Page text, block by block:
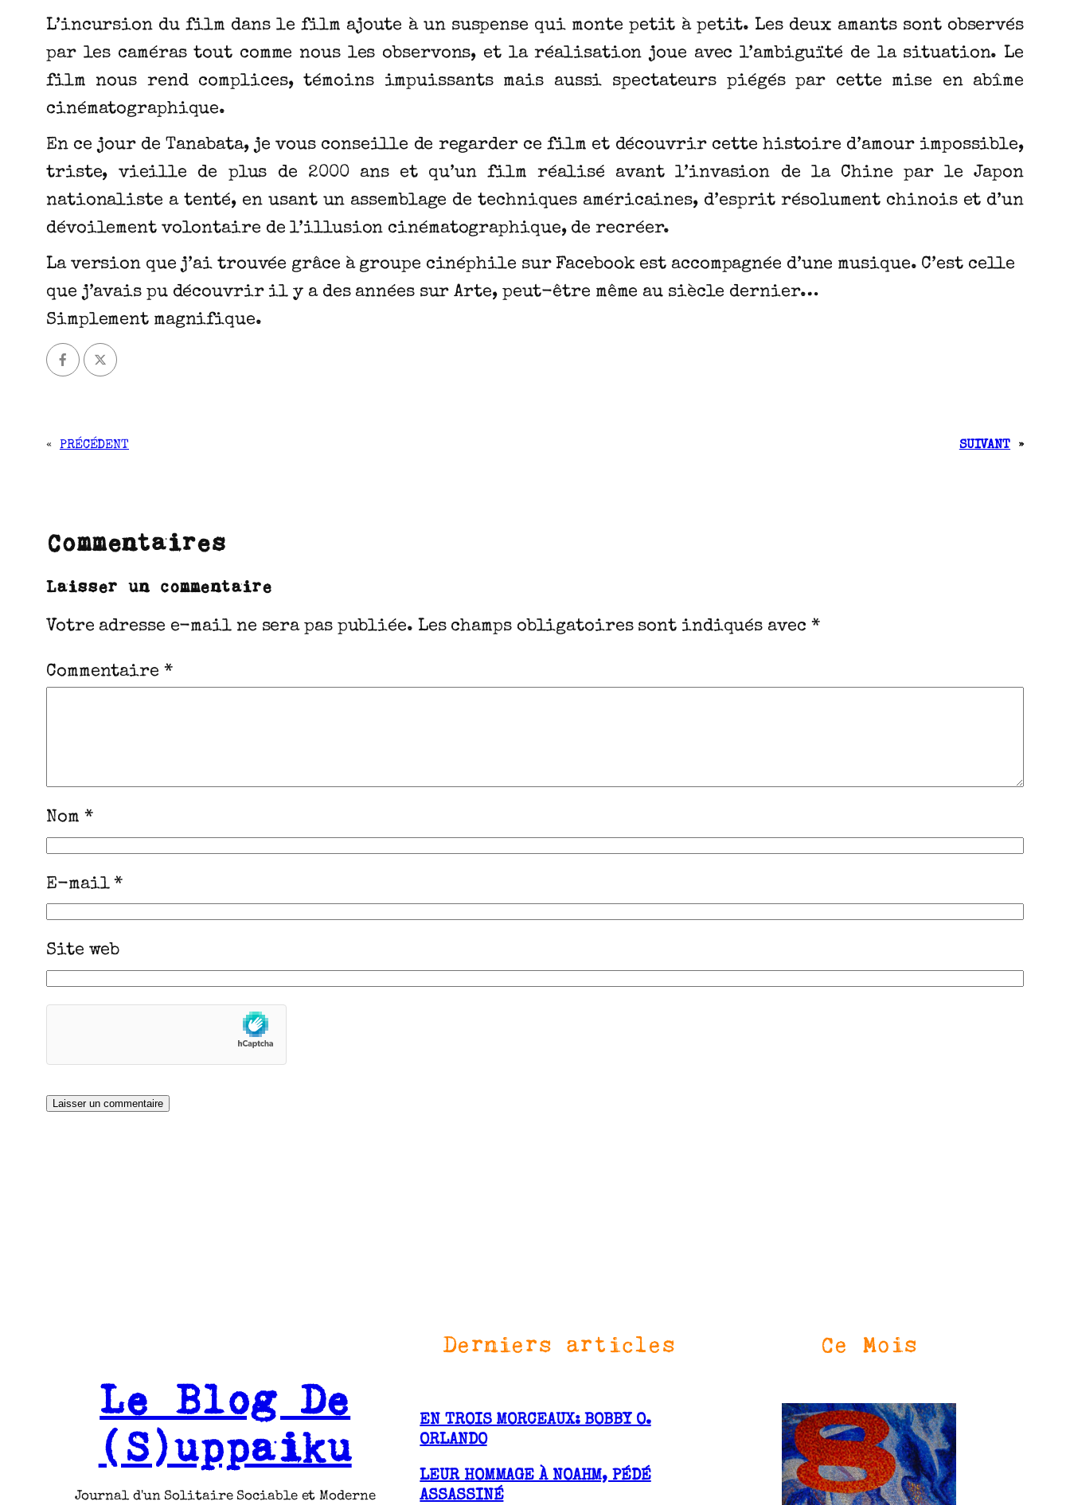
L’incursion du film dans le film ajoute à un suspense qui monte petit à petit. Les deux amants sont observés
par les caméras tout comme nous les observons, et la réalisation joue avec l’ambiguïté de la situation. Le
film nous rend complices, témoins impuissants mais aussi spectateurs piégés par cette mise en abîme
cinématographique.
En ce jour de Tanabata, je vous conseille de regarder ce film et découvrir cette histoire d’amour impossible,
triste, vieille de plus de 2000 ans et qu’un film réalisé avant l’invasion de la Chine par le Japon
nationaliste a tenté, en usant un assemblage de techniques américaines, d’esprit résolument chinois et d’un
dévoilement volontaire de l’illusion cinématographique, de recréer.
La version que j’ai trouvée grâce à groupe cinéphile sur Facebook est accompagnée d’une musique. C’est celle
que j’avais pu découvrir il y a des années sur Arte, peut-être même au siècle dernier…
Simplement magnifique.
« PRÉCÉDENT SUIVANT »
Commentaires
Laisser un commentaire
Votre adresse e-mail ne sera pas publiée. Les champs obligatoires sont indiqués avec *
Commentaire *
Nom *
E-mail*
Site web
Le Blog De
(S)uppaiku
Journal d'un Solitaire Sociable et Moderne
Derniers articles
EN TROIS MORCEAUX: BOBBY O.
ORLANDO
LEUR HOMMAGE À NOAHM, PÉDÉ
ASSASSINÉ
Ce Mois